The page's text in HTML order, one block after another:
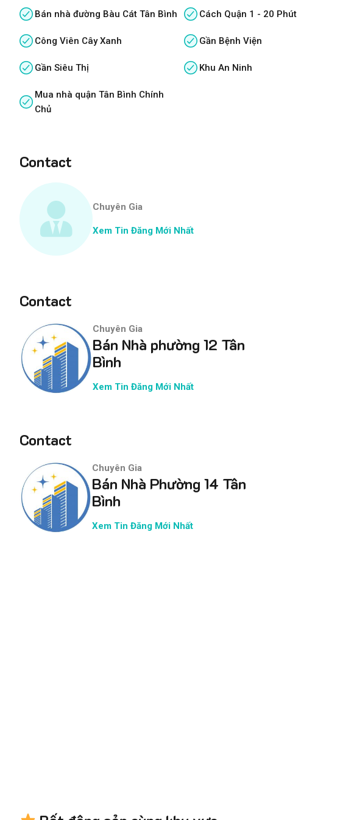
Bán nhà đường Bàu Cát Tân Bình Cách Quận 1 - 20 Phút
Công Viên Cây Xanh Gần Bệnh Viện
Gần Siêu Thị Khu An Ninh
Mua nhà quận Tân Bình Chính
Chủ
Contact
Chuyên Gia
Xem Tin Đăng Mới Nhất
Contact
Chuyên Gia
Bán Nhà phường 12 Tân
Bình
Xem Tin Đăng Mới Nhất
Contact
Chuyên Gia
Bán Nhà Phường 14 Tân
Bình
Xem Tin Đăng Mới Nhất